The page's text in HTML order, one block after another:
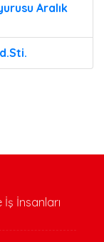
Aralık
İnsanları